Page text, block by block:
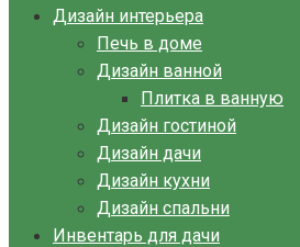
Дизайн интерьера
Печь в доме
Дизайн ванной
Плитка в ванную
Дизайн гостиной
Дизайн дачи
Дизайн кухни
Дизайн спальни
Инвентарь для дачи